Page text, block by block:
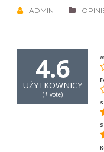
ADMIN
4.6
UŻYTKOWNICY
(1 vote)